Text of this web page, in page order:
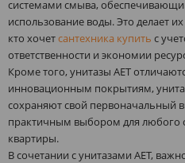
системами смыва,
использование воды. Это делает
кто хочетсантехника купить с
ответственности и экономии
Кроме того, унитазы AET
инновационным покрытиям,
сохраняют свой первоначальный
практичным выбором для любого
квартиры.
В сочетании с унитазами AET,